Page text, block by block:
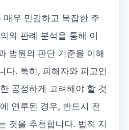
매우 민감하고 복잡한 주
와 판례 분석을 통해 이
법원의 판단 기준을 이해
다. 특히, 피해자와 피고인
공정하게 고려해야 할 것
연루된 경우, 반드시 전
것을 추천합니다. 법적 지